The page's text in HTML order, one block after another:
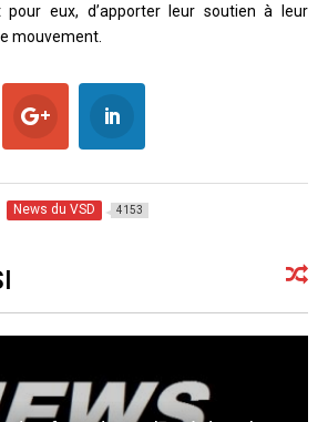
pour eux, d’apporter leur soutien à leur
mouvement.
News du VSD 4153